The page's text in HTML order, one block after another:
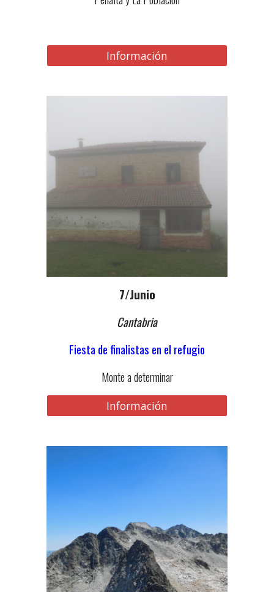
Información
7/Junio
Cantabria
Fiesta de finalistas en el refugio
Monte a determinar
Información